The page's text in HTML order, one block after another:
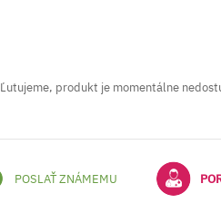
Ľutujeme, produkt je momentálne
POSLAŤ ZNÁMEMU